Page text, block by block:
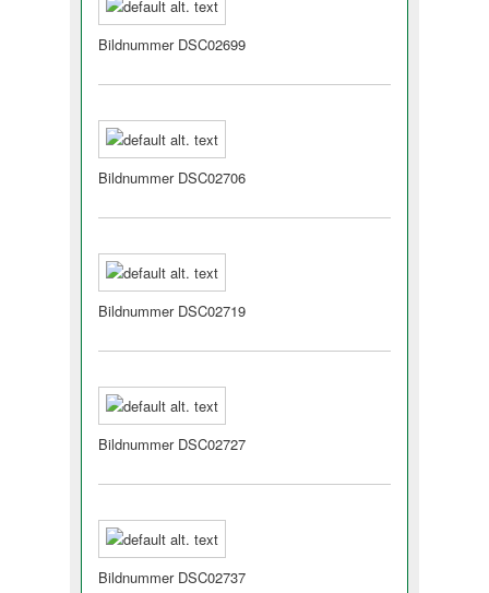
Bildnummer DSC02699
Bildnummer DSC02706
Bildnummer DSC02719
Bildnummer DSC02727
Bildnummer DSC02737